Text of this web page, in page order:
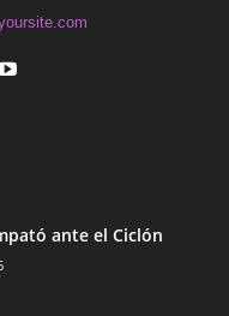
ante el Ciclón